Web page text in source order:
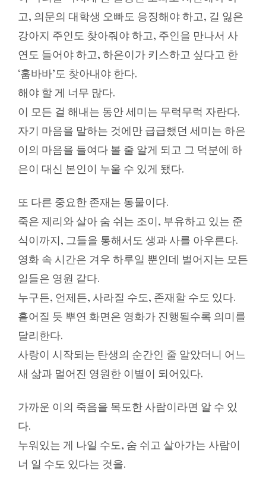
고, 의문의 대학생 오빠도 응징해야 하고, 길 잃은
강아지 주인도 찾아줘야 하고, 주인을 만나서 사
연도 들어야 하고, 하은이가 키스하고 싶다고 한
‘훔바바’도 찾아내야 한다.
해야 할 게 너무 많다.
이 모든 걸 해내는 동안 세미는 무럭무럭 자란다.
자기 마음을 말하는 것에만 급급했던 세미는 하은
이의 마음을 들여다 볼 줄 알게 되고 그 덕분에 하
은이 대신 본인이 누울 수 있게 됐다.
또 다른 중요한 존재는 동물이다.
죽은 제리와 살아 숨 쉬는 조이, 부유하고 있는 준
식이까지, 그들을 통해서도 생과 사를 아우른다.
영화 속 시간은 겨우 하루일 뿐인데 벌어지는 모든
일들은 영원 같다.
누구든, 언제든, 사라질 수도, 존재할 수도 있다.
흩어질 듯 뿌연 화면은 영화가 진행될수록 의미를
달리한다.
사랑이 시작되는 탄생의 순간인 줄 알았더니 어느
새 삶과 멀어진 영원한 이별이 되어있다.
가까운 이의 죽음을 목도한 사람이라면 알 수 있
다.
누워있는 게 나일 수도, 숨 쉬고 살아가는 사람이
너 일 수도 있다는 것을.